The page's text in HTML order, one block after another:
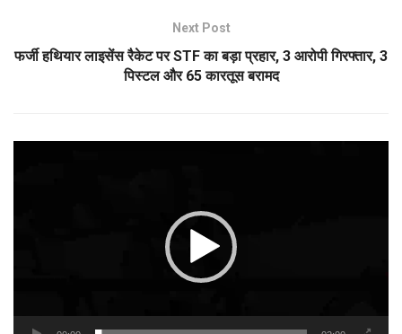
Next Post
फर्जी हथियार लाइसेंस रैकेट पर STF का बड़ा प्रहार, 3 आरोपी गिरफ्तार, 3
पिस्टल और 65 कारतूस बरामद